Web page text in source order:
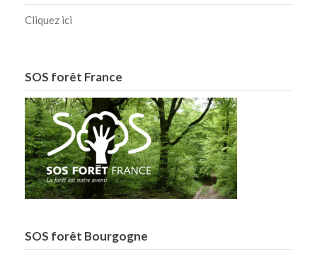
Cliquez ici
SOS forêt France
SOS forêt Bourgogne